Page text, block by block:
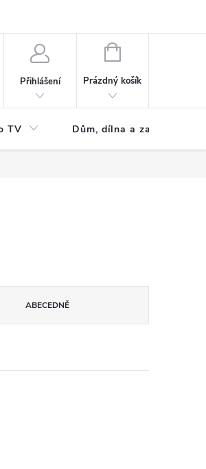
Přihlášení
NÁKUPNÍ
Prázdný košík
TV Dům, dílna a zahrada
ABECEDNĚ